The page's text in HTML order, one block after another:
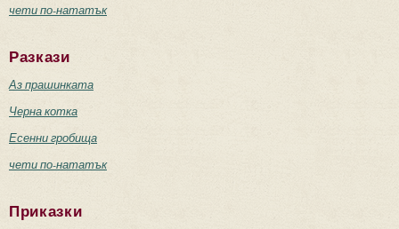
чети по-нататък
Разкази
Аз прашинката
Черна котка
Есенни гробища
чети по-нататък
Приказки